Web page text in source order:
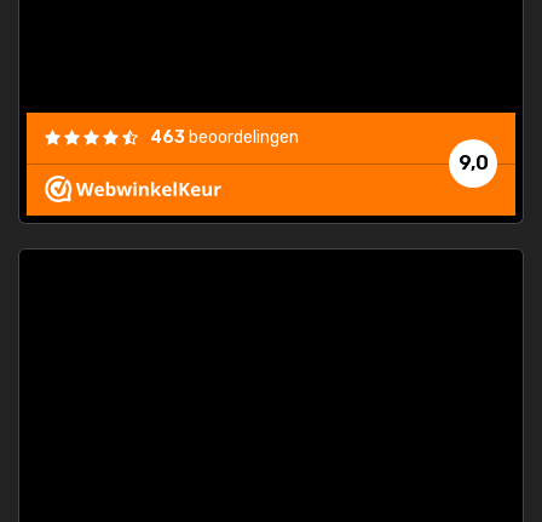
9,0
463 beoordelingen